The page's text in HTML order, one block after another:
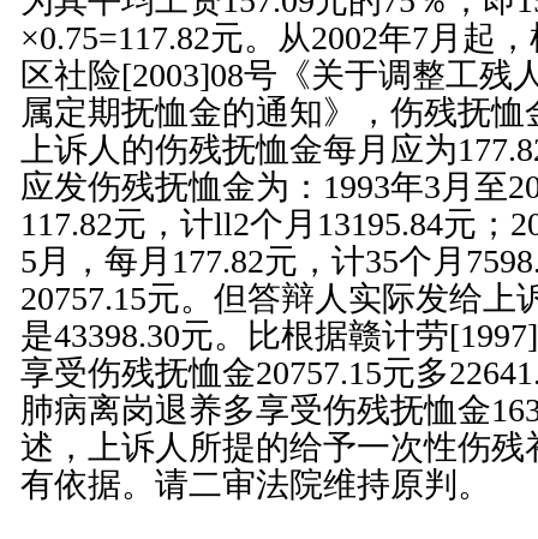
×0.75=117.82元。从2002年7月起
区社险[2003]08号《关于调整工残
属定期抚恤金的通知》，伤残抚恤
上诉人的伤残抚恤金每月应为
应发伤残抚恤金为：1993年3月至
117.82元，计ll2个月13195.84元；
5月，每月177.82元，计35个月
20757.15元。但答辩人实际发给上
是43398.30元。比根据赣计劳
享受伤残抚恤金20757.15元多
肺病离岗退养多享受伤残抚恤金
述，上诉人所提的给予一次性伤
有依据。请二审法院维持原判。